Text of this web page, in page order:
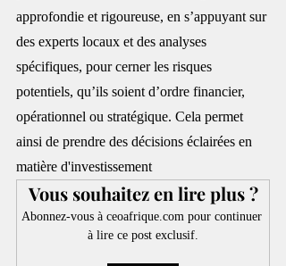
approfondie et rigoureuse, en s’appuyant sur
des experts locaux et des analyses
spécifiques, pour cerner les risques
potentiels, qu’ils soient d’ordre financier,
opérationnel ou stratégique. Cela permet
ainsi de prendre des décisions éclairées en
matière d'investissement
Vous souhaitez en lire plus ?
Abonnez-vous à ceoafrique.com pour continuer
à lire ce post exclusif.